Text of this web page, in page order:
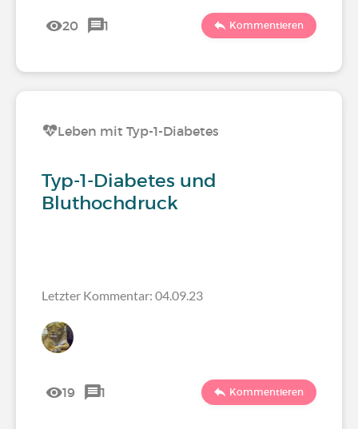
20 1 Kommentieren
Leben mit Typ-1-Diabetes
Typ-1-Diabetes und
Bluthochdruck
Letzter Kommentar: 04.09.23
19 1 Kommentieren